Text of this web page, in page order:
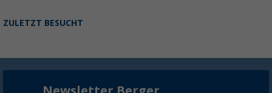
ZULETZT BESUCHT